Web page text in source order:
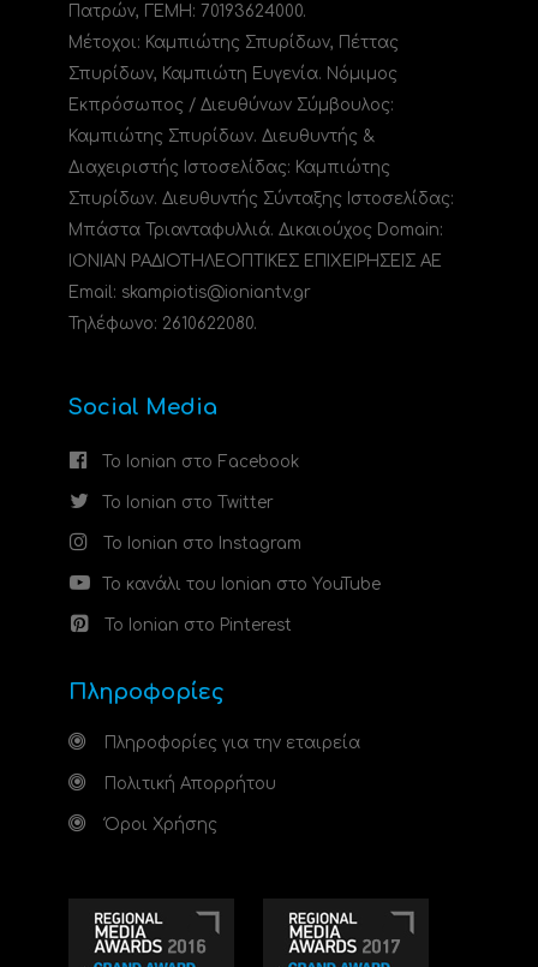
Πατρών, ΓΕΜΗ: 70193624000.
Μέτοχοι: Καμπιώτης Σπυρίδων, Πέττας
Σπυρίδων, Καμπιώτη Ευγενία. Νόμιμος
Εκπρόσωπος / Διευθύνων Σύμβουλος:
Καμπιώτης Σπυρίδων. Διευθυντής &
Διαχειριστής Ιστοσελίδας: Καμπιώτης
Σπυρίδων. Διευθυντής Σύνταξης Ιστοσελίδας:
Μπάστα Τριανταφυλλιά. Δικαιούχος Domain:
ΙΟΝΙΑΝ ΡΑΔΙΟΤΗΛΕΟΠΤΙΚΕΣ ΕΠΙΧΕΙΡΗΣΕΙΣ ΑΕ
Email: skampiotis@ioniantv.gr
Τηλέφωνο: 2610622080.
Social Media
Το Ionian στο Facebook
Το Ionian στο Twitter
Το Ionian στο Instagram
Το κανάλι του Ionian στο YouTube
Το Ionian στο Pinterest
Πληροφορίες
Πληροφορίες για την εταιρεία
Πολιτική Απορρήτου
Όροι Χρήσης